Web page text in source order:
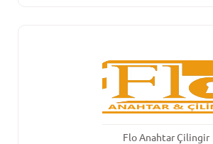
Flo Anahtar Çilingir